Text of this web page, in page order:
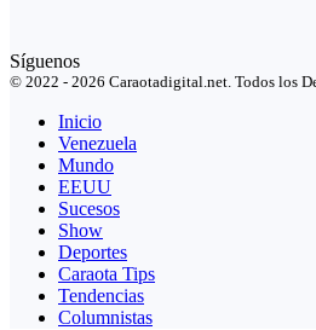
Síguenos
© 2022 - 2026 Caraotadigital.net. Todos los
Inicio
Venezuela
Mundo
EEUU
Sucesos
Show
Deportes
Caraota Tips
Tendencias
Columnistas